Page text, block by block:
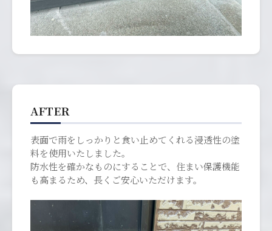
AFTER
表面で雨をしっかりと食い止めてくれる浸透性の塗
料を使用いたしました。
防水性を確かなものにすることで、住まい保護機能
も高まるため、長くご安心いただけます。